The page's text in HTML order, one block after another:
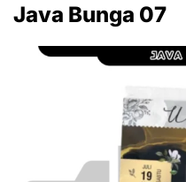
Java Bunga 07